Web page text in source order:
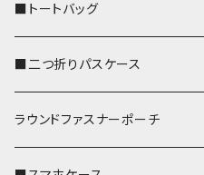
■トートバッグ
■二つ折りパスケース
ラウンドファスナーポーチ